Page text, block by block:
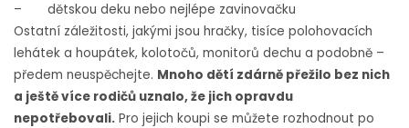
– dětskou deku nebo nejlépe zavinovačku
Ostatní záležitosti, jakými jsou hračky, tisíce polohovacích
lehátek a houpátek, kolotočů, monitorů dechu a podobně –
předem neuspěchejte. Mnoho dětí zdárně přežilo bez nich
a ještě více rodičů uznalo, že jich opravdu
nepotřebovali. Pro jejich koupi se můžete rozhodnout po